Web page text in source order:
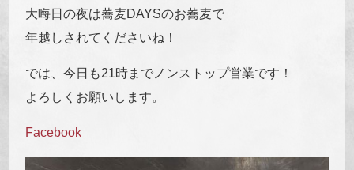
大晦日の夜は蕎麦DAYSのお蕎麦で
年越しされてくださいね！
では、今日も21時までノンストップ営業です！
よろしくお願いします。
Facebook